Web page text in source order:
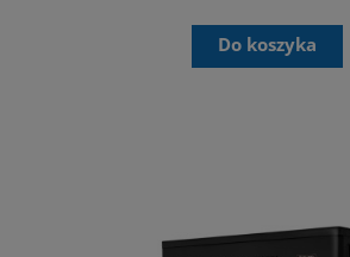
Do koszyka